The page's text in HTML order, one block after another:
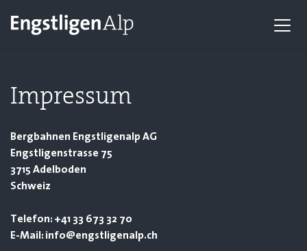
Impressum
Bergbahnen Engstligenalp AG
Engstligenstrasse 75
3715 Adelboden
Schweiz
Telefon: +41 33 673 32 70
E-Mail: info@engstligenalp.ch